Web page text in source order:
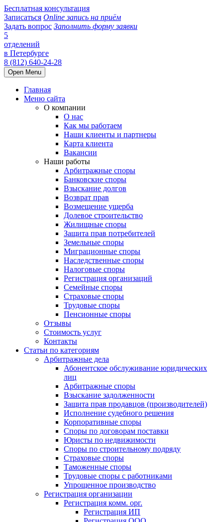
Бесплатная консультация
Записаться Online запись на приём
Задать вопрос Заполнить форму заявки
5
отделений
в Петербурге
8 (812) 640-24-28
Open Menu
Главная
Меню сайта
О компании
О нас
Как мы работаем
Наши клиенты и партнеры
Карта клиента
Вакансии
Наши работы
Арбитражные споры
Банковские споры
Взыскание долгов
Возврат прав
Возмещение ущерба
Долевое строительство
Жилищные споры
Защита прав потребителей
Земельные споры
Миграционные споры
Наследственные споры
Налоговые споры
Регистрация организаций
Семейные споры
Страховые споры
Трудовые споры
Пенсионные споры
Отзывы
Стоимость услуг
Контакты
Статьи по категориям
Арбитражные дела
Абонентское обслуживание юридических
лиц
Арбитражные споры
Взыскание задолженности
Защита прав продавцов (производителей)
Исполнение судебного решения
Корпоративные споры
Споры по договорам поставки
Юристы по недвижимости
Споры по строительному подряду
Страховые споры
Таможенные споры
Трудовые споры с работниками
Упрощенное производство
Регистрация организации
Регистрация комм. орг.
Регистрация ИП